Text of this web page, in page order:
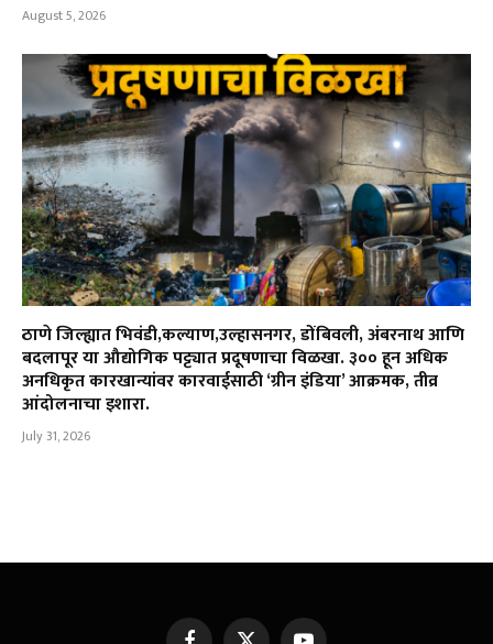
August 5, 2026
ठाणे जिल्ह्यात भिवंडी,कल्याण,उल्हासनगर, डोंबिवली, अंबरनाथ आणि
बदलापूर या औद्योगिक पट्ट्यात प्रदूषणाचा विळखा. ३०० हून अधिक
अनधिकृत कारखान्यांवर कारवाईसाठी ‘ग्रीन इंडिया’ आक्रमक, तीव्र
आंदोलनाचा इशारा.
July 31, 2026